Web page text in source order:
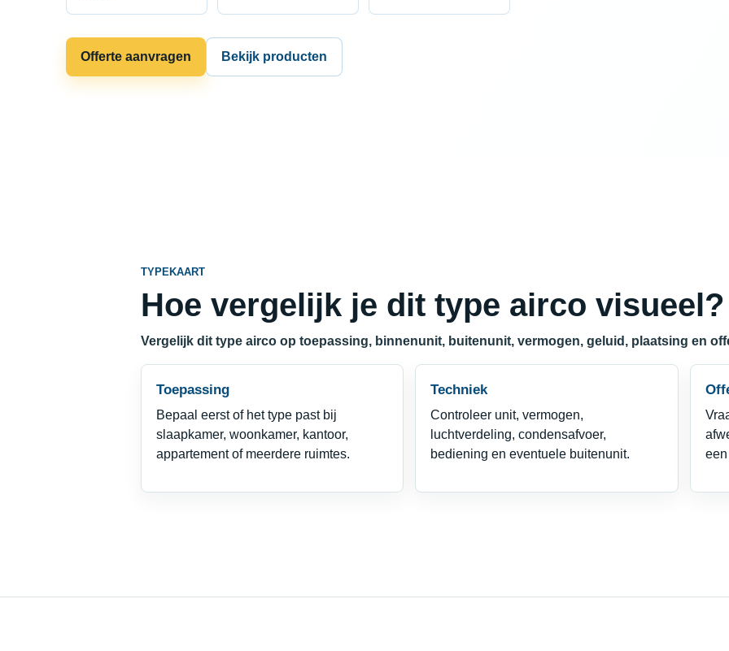
Offerte aanvragen Bekijk producten
TYPEKAART
Hoe vergelijk je dit type airco visueel?
Vergelijk dit type airco op toepassing, binnenunit, buitenunit, vermogen, geluid, plaatsing en
Toepassing
Bepaal eerst of het type past bij
slaapkamer, woonkamer, kantoor,
appartement of meerdere ruimtes.
Techniek
Controleer unit, vermogen,
luchtverdeling, condensafvoer,
bediening en eventuele buitenunit.